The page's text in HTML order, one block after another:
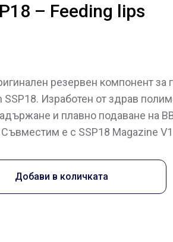
– Feeding lips
резервен компонент за
Изработен от здрав
и плавно подаване на
е с SSP18 Magazine
Добави в количката